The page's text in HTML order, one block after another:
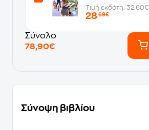
Τιμή εκδότη: 32.60€
28,69€
Σύνολο
78,90€
Σύνοψη βιβλίου